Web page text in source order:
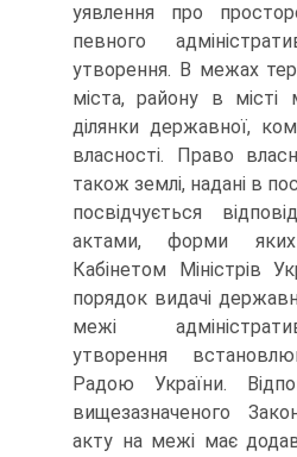
уявлення про
певного
утворення. В межах
міста, району в місті
ділянки державної,
власності. Право
також землі, надані в
посвідчується
актами, форми яких
Кабінетом Міністрів
порядок видачі
межі
утворення
Радою України.
вищезазначеного
акту на межі має